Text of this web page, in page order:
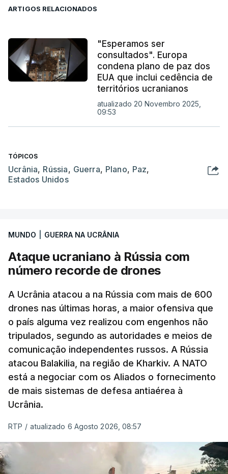
ARTIGOS RELACIONADOS
"Esperamos ser
consultados". Europa
condena plano de paz dos
EUA que inclui cedência de
territórios ucranianos
atualizado 20 Novembro 2025,
09:53
TÓPICOS
Ucrânia, Rússia, Guerra, Plano, Paz,
Estados Unidos
MUNDO GUERRA NA UCRÂNIA
Ataque ucraniano à Rússia com
número recorde de drones
A Ucrânia atacou a na Rússia com mais de 600
drones nas últimas horas, a maior ofensiva que
o país alguma vez realizou com engenhos não
tripulados, segundo as autoridades e meios de
comunicação independentes russos. A Rússia
atacou Balakilia, na região de Kharkiv. A NATO
está a negociar com os Aliados o fornecimento
de mais sistemas de defesa antiaérea à
Ucrânia.
RTP / atualizado 6 Agosto 2026, 08:57